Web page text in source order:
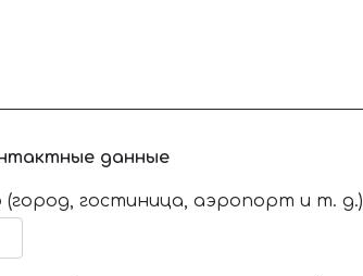
данные
гостиница, аэропорт и т. д.)